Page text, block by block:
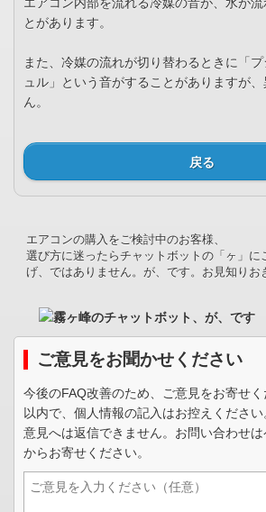
エアコン内部を流れる冷媒の音が、水が
とがあります。
また、冷媒の流れが切り替わるときに「
ュル」という音がすることがありますが
ん。
戻る
エアコンの購入をご検討中のお客様、
選び方に迷ったらチャットボットの「ヶ」に
げ、ではありません。が、です。お見知りお
ご意見をお聞かせください
今後のFAQ改善のため、ご意見をお寄せ
以内で、個人情報の記入はお控えくださ
意見へは返信できません。お問い合わせ
からお寄せください。